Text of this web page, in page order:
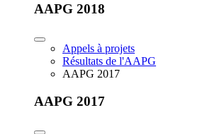
AAPG 2018
Appels à projets
Résultats de l'AAPG
AAPG 2017
AAPG 2017